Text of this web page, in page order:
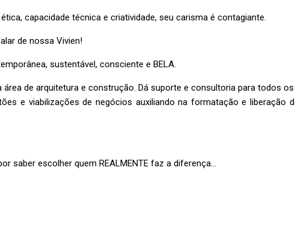
capacidade técnica e criatividade, seu carisma é contagiante.
de nossa Vivien!
sustentável, consciente e BELA.
área de arquitetura e construção. Dá suporte e consultoria para todos
e viabilizações de negócios auxiliando na formatação e liberação
saber escolher quem REALMENTE faz a diferença…